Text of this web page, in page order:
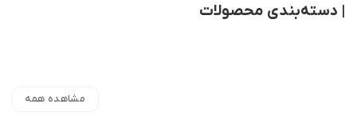
| دسته‌بندی محصولات
مشاهده همه